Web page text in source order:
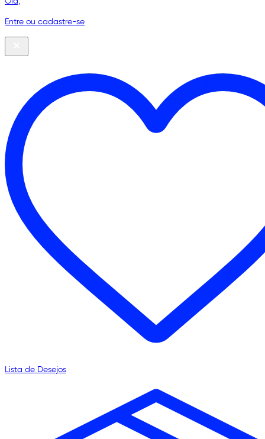
Entre ou cadastre-se
Lista de Desejos